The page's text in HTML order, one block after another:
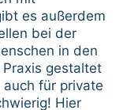
es außerdem
bei der
in den
gestaltet
für private
Hier